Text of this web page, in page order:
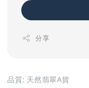
分享
品質: 天然翡翠A貨